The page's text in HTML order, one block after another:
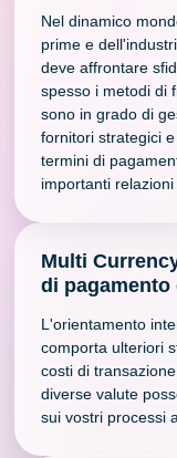
Nel dinamico
prime e
deve affrontare
spesso i metodi di
sono in grado di
fornitori strategici
termini di
importanti relazioni
Multi
di pagamento
L'orientamento
comporta ulteriori
costi di
diverse valute
sui vostri processi